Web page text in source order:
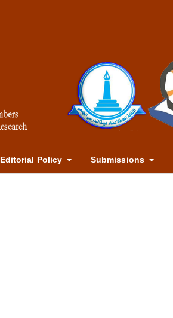
Editorial Policy Submissions